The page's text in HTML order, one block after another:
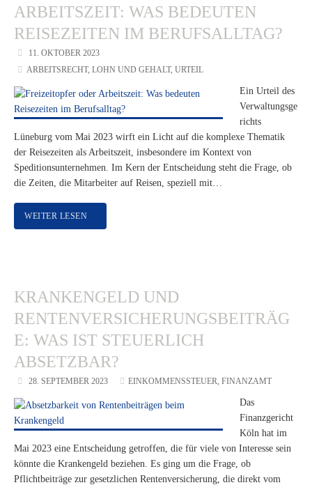
ARBEITSZEIT: WAS BEDEUTEN
REISEZEITEN IM BERUFSALLTAG?
11. OKTOBER 2023
ARBEITSRECHT, LOHN UND GEHALT, URTEIL
Ein Urteil des
Verwaltungsge
richts
Lüneburg vom Mai 2023 wirft ein Licht auf die komplexe Thematik
der Reisezeiten als Arbeitszeit, insbesondere im Kontext von
Speditionsunternehmen. Im Kern der Entscheidung steht die Frage, ob
die Zeiten, die Mitarbeiter auf Reisen, speziell mit…
WEITER LESEN
KRANKENGELD UND
RENTENVERSICHERUNGSBEITRÄG
E: WAS IST STEUERLICH
ABSETZBAR?
28. SEPTEMBER 2023 EINKOMMENSSTEUER,FINANZAMT
Das
Finanzgericht
Köln hat im
Mai 2023 eine Entscheidung getroffen, die für viele von Interesse sein
könnte die Krankengeld beziehen. Es ging um die Frage, ob
Pflichtbeiträge zur gesetzlichen Rentenversicherung, die direkt vom